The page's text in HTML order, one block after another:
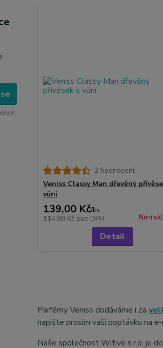
2 hodnocení
Veniss Classy Man dřevěný
vůní
139,00 Kč/ks
114,88 Kč bez DPH Není
Detail
Parfémy Veniss dodáváme i za
napište prosím vaši poptávku na
Naše společnost Witive s.r.o. je